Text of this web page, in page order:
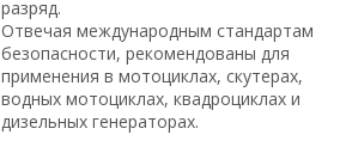
разряд.
Отвечая международным стандартам
безопасности, рекомендованы для
применения в мотоциклах, скутерах,
водных мотоциклах, квадроциклах и
дизельных генераторах.